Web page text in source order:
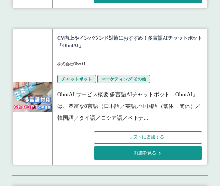
CV向上やインバウンド対策におすすめ！多言語AIチャットボット
「ObotAI」
株式会社ObotAI
チャットボット マーケティング その他
ObotAI サービス概要 多言語AIチャットボット「ObotAI」
は、豊富な8言語（日本語／英語／中国語（繁体・簡体）／
韓国語／タイ語／ロシア語／ベトナ...
リストに追加する +
詳細を見る